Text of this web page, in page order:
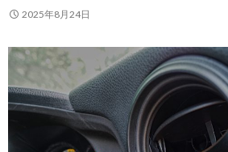
2025年8月24日